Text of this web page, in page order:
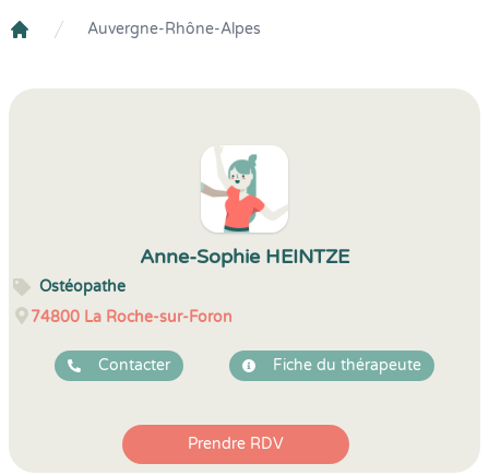
Auvergne-Rhône-Alpes
Anne-Sophie HEINTZE
Ostéopathe
74800 La Roche-sur-Foron
Contacter Fiche du thérapeute
Prendre RDV